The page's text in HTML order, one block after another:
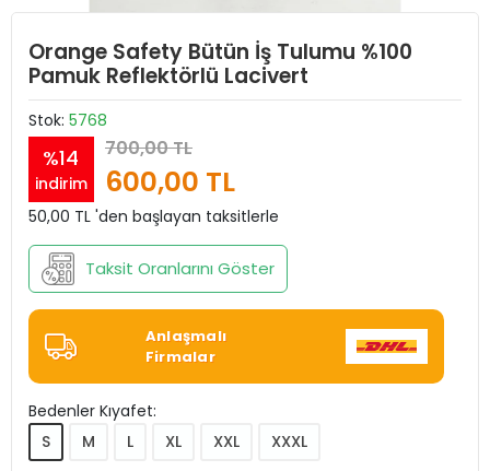
Orange Safety Bütün İş Tulumu %100
Pamuk Reflektörlü Lacivert
Stok: 5768
%14
indirim
700,00 TL
600,00 TL
50,00 TL 'den başlayan taksitlerle
Taksit Oranlarını Göster
Anlaşmalı
Firmalar
Bedenler Kıyafet:
S
M L XL XXL XXXL